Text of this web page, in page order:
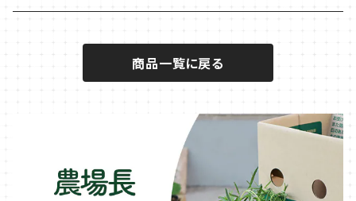
キュウリのコンパニオン
イチゴをおいしく育てたい
タイム・ハーブ苗
マロウ・ハーブ苗
樹脂製 / プラ製プランター
オーニング
商品一覧に戻る